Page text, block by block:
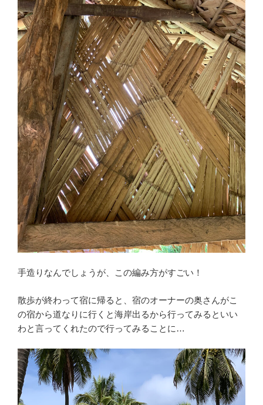
手造りなんでしょうが、この編み方がすごい！
散歩が終わって宿に帰ると、宿のオーナーの奥さんがこ
の宿から道なりに行くと海岸出るから行ってみるといい
わと言ってくれたので行ってみることに…